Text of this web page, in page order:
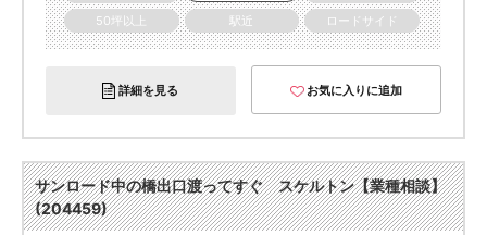
50坪以上
駅近 ロードサイド
詳細を見る お気に入りに追加
サンロード中の橋出口渡ってすぐ スケルトン【業種相談】
(204459)